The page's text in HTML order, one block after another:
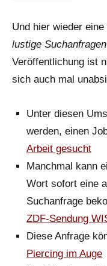
Und hier wieder eine
lustige Suchanfragen
Veröffentlichung ist
sich auch mal
Unter diesen
werden, einen
Arbeit gesucht
Manchmal kann
Wort sofort eine
Suchanfrage
ZDF-Sendung
Diese Anfrage
Piercing im Auge